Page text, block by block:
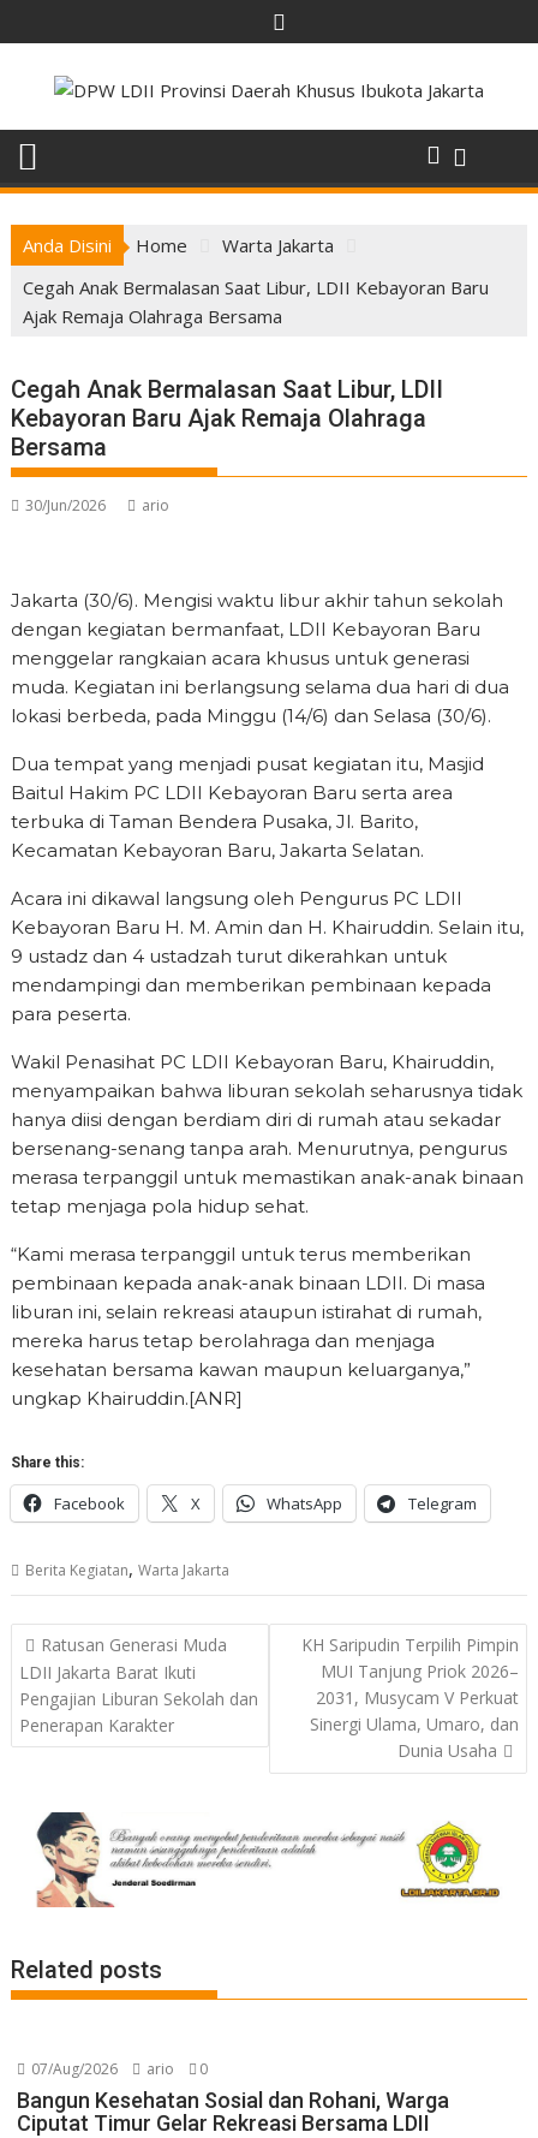
to
content
Anda Disini Home
Warta Jakarta
Cegah Anak Bermalasan Saat Libur, LDII Kebayoran Baru
Ajak Remaja Olahraga Bersama
Cegah Anak Bermalasan Saat Libur, LDII
Kebayoran Baru Ajak Remaja Olahraga
Bersama
30/Jun/2026 ario
Jakarta (30/6). Mengisi waktu libur akhir tahun sekolah
dengan kegiatan bermanfaat, LDII Kebayoran Baru
menggelar rangkaian acara khusus untuk generasi
muda. Kegiatan ini berlangsung selama dua hari di dua
lokasi berbeda, pada Minggu (14/6) dan Selasa (30/6).
Dua tempat yang menjadi pusat kegiatan itu, Masjid
Baitul Hakim PC LDII Kebayoran Baru serta area
terbuka di Taman Bendera Pusaka, Jl. Barito,
Kecamatan Kebayoran Baru, Jakarta Selatan.
Acara ini dikawal langsung oleh Pengurus PC LDII
Kebayoran Baru H. M. Amin dan H. Khairuddin. Selain itu,
9 ustadz dan 4 ustadzah turut dikerahkan untuk
mendampingi dan memberikan pembinaan kepada
para peserta.
Wakil Penasihat PC LDII Kebayoran Baru, Khairuddin,
menyampaikan bahwa liburan sekolah seharusnya tidak
hanya diisi dengan berdiam diri di rumah atau sekadar
bersenang-senang tanpa arah. Menurutnya, pengurus
merasa terpanggil untuk memastikan anak-anak binaan
tetap menjaga pola hidup sehat.
“Kami merasa terpanggil untuk terus memberikan
pembinaan kepada anak-anak binaan LDII. Di masa
liburan ini, selain rekreasi ataupun istirahat di rumah,
mereka harus tetap berolahraga dan menjaga
kesehatan bersama kawan maupun keluarganya,”
ungkap Khairuddin.[ANR]
Share this:
Facebook X WhatsApp Telegram
Berita Kegiatan,Warta Jakarta
Post
navigation
Ratusan Generasi Muda
LDII Jakarta Barat Ikuti
Pengajian Liburan Sekolah dan
Penerapan Karakter
KH Saripudin Terpilih Pimpin
MUI Tanjung Priok 2026–
2031, Musycam V Perkuat
Sinergi Ulama, Umaro, dan
Dunia Usaha
Related posts
07/Aug/2026 ario 0
Bangun Kesehatan Sosial dan Rohani, Warga
Ciputat Timur Gelar Rekreasi Bersama LDII